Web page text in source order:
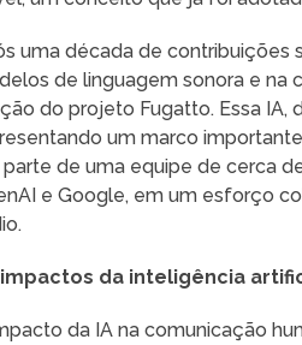
uma década de contribuições
de linguagem sonora e na
do projeto Fugatto. Essa IA,
um marco
de uma equipe de cerca
e Google, em um esforço
impactos da inteligência
da IA na comunicação